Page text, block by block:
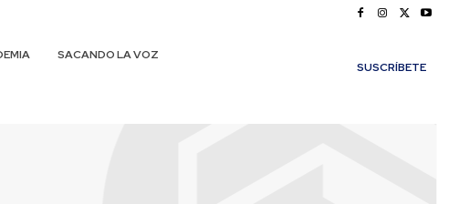
SACANDO LA VOZ
SUSCRÍBETE